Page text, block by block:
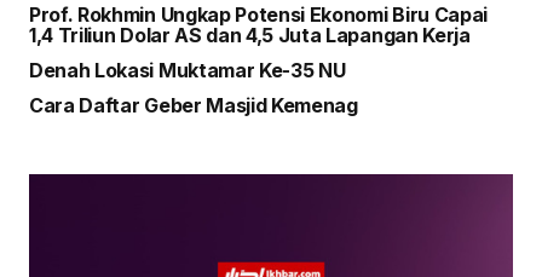
Prof. Rokhmin Ungkap Potensi Ekonomi Biru Capai
1,4 Triliun Dolar AS dan 4,5 Juta Lapangan Kerja
Denah Lokasi Muktamar Ke-35 NU
Cara Daftar Geber Masjid Kemenag